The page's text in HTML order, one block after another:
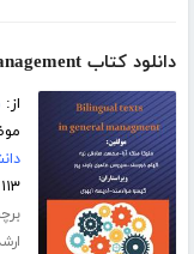
دانلود کتاب Bilingual texts in general management
از:
۱۱۳ صفحه